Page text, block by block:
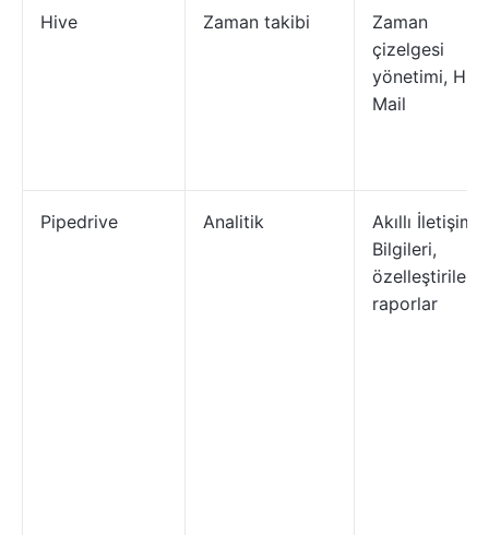
Hive Zaman takibi
Zaman
çizelgesi
yönetimi, Hive
Mail
Pipedrive Analitik
Akıllı İletişim
Bilgileri,
raporlar